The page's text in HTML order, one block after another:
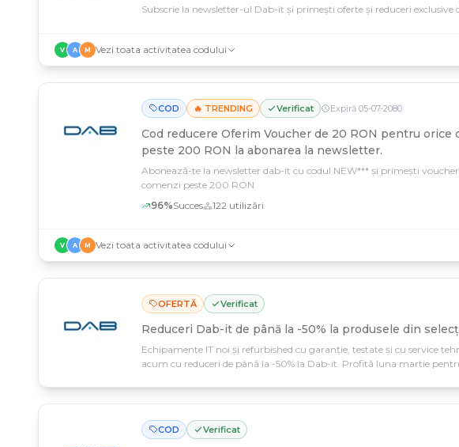
Subscrie la newsletter-ul Dab-it și primești oferte și reduceri exclusive
V A M Vezi toata activitatea codului
COD 🔥 TRENDING Verificat Expiră 05-07-2080
Cod reducere Oferim Voucher de 20 RON pentru orice
peste 200 RON la abonarea la newsletter.
Abonează-te la newsletter dab-it cu codul NEW*** și primești
comenzi peste 200 RON
96%Succes 122 utilizări
V A M Vezi toata activitatea codului
OFERTĂ Verificat
Reduceri Dab-it de până la -50% la produsele din
Echipamente IT noi și refurbished cu garanție, testate și cu service
acum cu reduceri de până la -50% la Dab-it. Profită luna martie
COD Verificat